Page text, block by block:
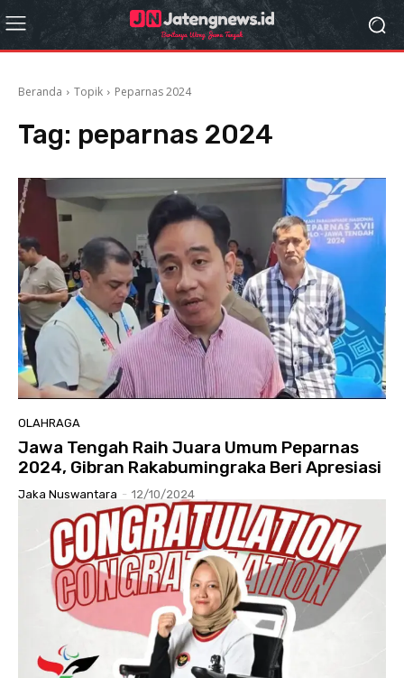
Beranda Topik Peparnas 2024
Tag: peparnas 2024
OLAHRAGA
Jawa Tengah Raih Juara Umum Peparnas
2024, Gibran Rakabumingraka Beri Apresiasi
Jaka Nuswantara - 12/10/2024